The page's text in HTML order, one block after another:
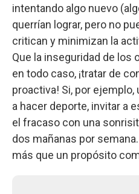
intentando algo nuevo
querrían lograr, pero no
critican y minimizan la
Que la inseguridad de los
en todo caso, ¡tratar de
proactiva! Si, por
a hacer deporte, invitar a
el fracaso con una
dos mañanas por
más que un propósito